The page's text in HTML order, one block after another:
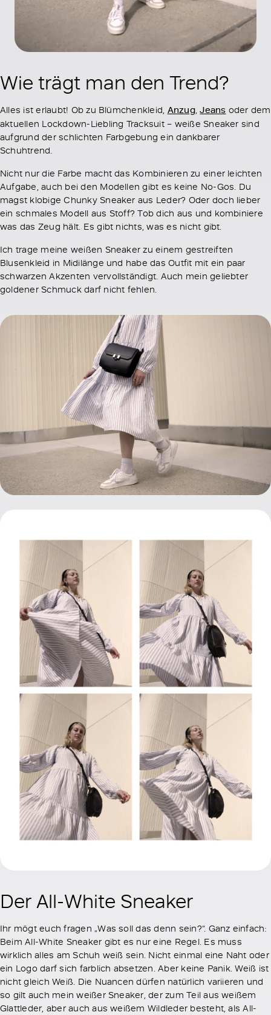
Wie trägt man den Trend?
Alles ist erlaubt! Ob zu Blümchenkleid, Anzug,Jeans oder dem
aktuellen Lockdown-Liebling Tracksuit – weiße Sneaker sind
aufgrund der schlichten Farbgebung ein dankbarer
Schuhtrend.
Nicht nur die Farbe macht das Kombinieren zu einer leichten
Aufgabe, auch bei den Modellen gibt es keine No-Gos. Du
magst klobige Chunky Sneaker aus Leder? Oder doch lieber
ein schmales Modell aus Stoff? Tob dich aus und kombiniere
was das Zeug hält. Es gibt nichts, was es nicht gibt.
Ich trage meine weißen Sneaker zu einem gestreiften
Blusenkleid in Midilänge und habe das Outfit mit ein paar
schwarzen Akzenten vervollständigt. Auch mein geliebter
goldener Schmuck darf nicht fehlen.
Der All-White Sneaker
Ihr mögt euch fragen „Was soll das denn sein?“. Ganz einfach:
Beim All-White Sneaker gibt es nur eine Regel. Es muss
wirklich alles am Schuh weiß sein. Nicht einmal eine Naht oder
ein Logo darf sich farblich absetzen. Aber keine Panik. Weiß ist
nicht gleich Weiß. Die Nuancen dürfen natürlich variieren und
so gilt auch mein weißer Sneaker, der zum Teil aus weißem
Glattleder, aber auch aus weißem Wildleder besteht, als All-